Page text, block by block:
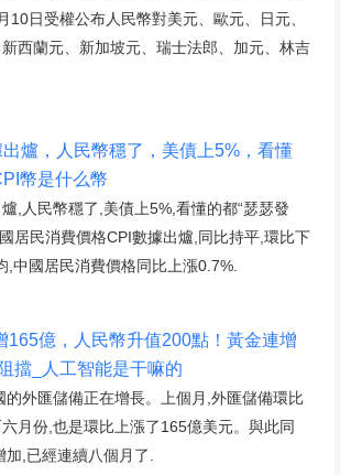
10日受權公布人民幣對美元、歐元、日元、
西蘭元、新加坡元、瑞士法郎、加元、林吉
爐，人民幣穩了，美債上5%，看懂
幣是什么幣
,人民幣穩了,美債上5%,看懂的都“瑟瑟發
居民消費價格CPI數據出爐,同比持平,環比下
,中國居民消費價格同比上漲0.7%.
165億，人民幣升值200點！黃金連增
擋_人工智能是干嘛的
的外匯儲備正在增長。上個月,外匯儲備環比
月份,也是環比上漲了165億美元。與此同
,已經連續八個月了.